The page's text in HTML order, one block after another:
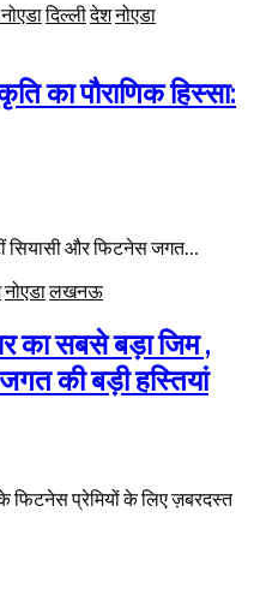
दिल्लीदेशनोएडा
का पौराणिक हिस्सा:
सियासी और फिटनेस जगत…
नोएडालखनऊ
का सबसे बड़ा जिम ,
की बड़ी हस्तियां
फिटनेस प्रेमियों के लिए ज़बरदस्त